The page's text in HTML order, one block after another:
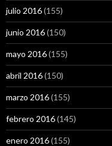
julio 2016(155)
junio 2016(150)
mayo 2016(155)
abril 2016(150)
marzo 2016(155)
febrero 2016(145)
enero 2016(155)